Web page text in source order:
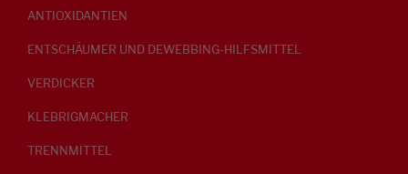
ANTIOXIDANTIEN
ENTSCHÄUMER UND DEWEBBING-HILFSMITTEL
VERDICKER
KLEBRIGMACHER
TRENNMITTEL